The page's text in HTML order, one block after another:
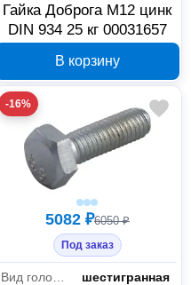
Гайка Доброга М12 цинк
DIN 934 25 кг 00031657
В корзину
-16%
5082 ₽6050 ₽
Под заказ
Вид головки
шестигранная